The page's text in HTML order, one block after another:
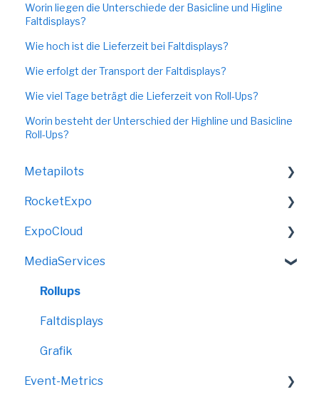
Worin liegen die Unterschiede der Basicline und Higline
Faltdisplays?
Wie hoch ist die Lieferzeit bei Faltdisplays?
Wie erfolgt der Transport der Faltdisplays?
Wie viel Tage beträgt die Lieferzeit von Roll-Ups?
Worin besteht der Unterschied der Highline und Basicline
Roll-Ups?
Metapilots
VirtualShow
RocketExpo
LED-Messewand
ExpoCloud
FAQ
Bereich "Start"
Bereich "Shop"
Bereich "Vorgänge"
Bereich "Ressourcen"
MediaServices
Rollups
Faltdisplays
Grafik
Event-Metrics